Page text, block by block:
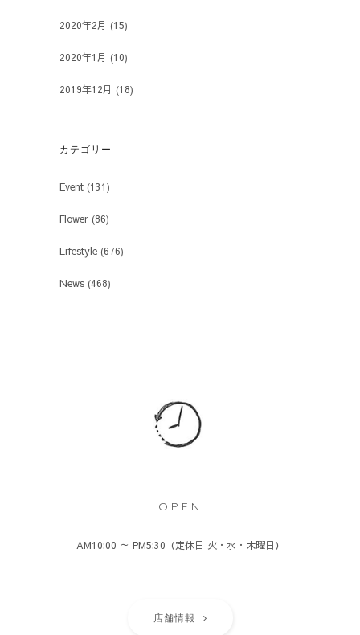
2020年2月 (15)
2020年1月 (10)
2019年12月 (18)
カテゴリー
Event (131)
Flower (86)
Lifestyle (676)
News (468)
OPEN
AM10:00 ～ PM5:30（定休日 火・水・木曜日）
店舗情報